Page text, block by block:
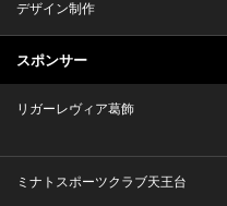
デザイン制作
スポンサー
リガーレヴィア葛飾
ミナトスポーツクラブ天王台